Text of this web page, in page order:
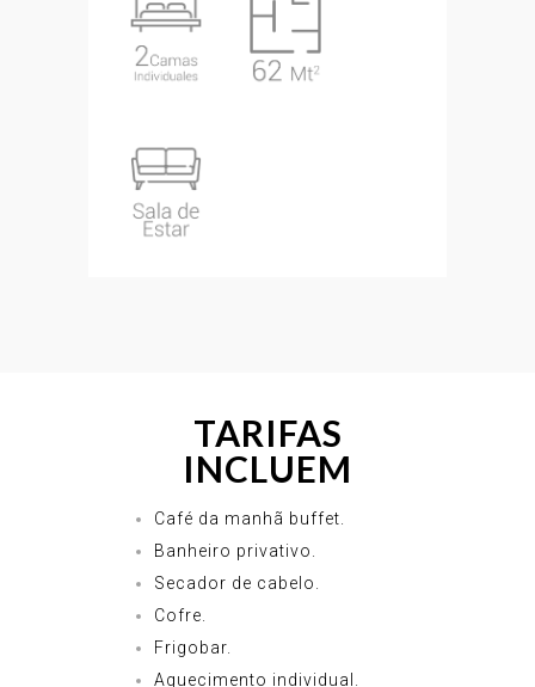
TARIFAS
INCLUEM
Café da manhã buffet.
Banheiro privativo.
Secador de cabelo.
Cofre.
Frigobar.
Aquecimento individual.